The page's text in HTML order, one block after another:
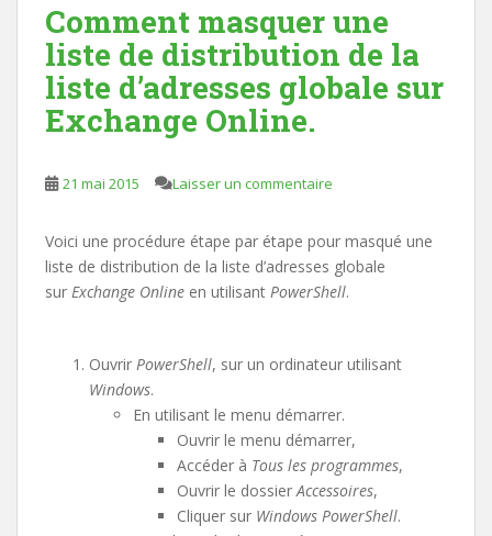
Comment masquer une
liste de distribution de la
liste d’adresses globale sur
Exchange Online.
21 mai 2015 Laisser un commentaire
Voici une procédure étape par étape pour masqué une
liste de distribution de la liste d’adresses globale
sur Exchange Online en utilisant PowerShell.
Ouvrir PowerShell, sur un ordinateur utilisant
Windows.
En utilisant le menu démarrer.
Ouvrir le menu démarrer,
Accéder à Tous les programmes,
Ouvrir le dossierAccessoires,
Cliquer sur Windows PowerShell.